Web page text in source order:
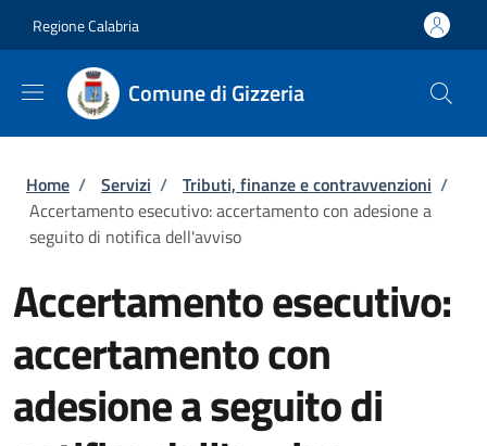
Regione Calabria
Comune di Gizzeria
Briciole di pane
Home / Servizi / Tributi, finanze e contravvenzioni /
Accertamento esecutivo: accertamento con adesione a
seguito di notifica dell'avviso
Accertamento esecutivo:
accertamento con
adesione a seguito di